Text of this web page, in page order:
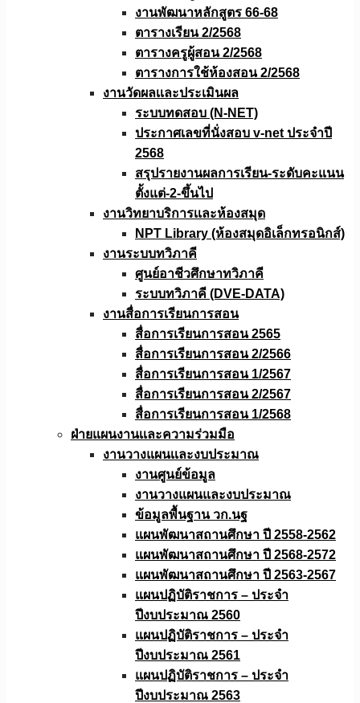
งานพัฒนาหลักสูตร 66-68
ตารางเรียน 2/2568
ตารางครูผู้สอน 2/2568
ตารางการใช้ห้องสอน 2/2568
งานวัดผลเเละประเมินผล
ระบบทดสอบ (N-NET)
ประกาศเลขที่นั่งสอบ v-net ประจำปี
2568
สรุปรายงานผลการเรียน-ระดับคะแนน
ตั้งแต่-2-ขึ้นไป
งานวิทยาบริการเเละห้องสมุด
NPT Library (ห้องสมุดอิเล็กทรอนิกส์)
งานระบบทวิภาคี
ศูนย์อาชีวศึกษาทวิภาคี
ระบบทวิภาคี (DVE-DATA)
งานสื่อการเรียนการสอน
สื่อการเรียนการสอน 2565
สื่อการเรียนการสอน 2/2566
สื่อการเรียนการสอน 1/2567
สื่อการเรียนการสอน 2/2567
สื่อการเรียนการสอน 1/2568
ฝ่ายแผนงานเเละความร่วมมือ
งานวางแผนเเละงบประมาณ
งานศูนย์ข้อมูล
งานวางแผนและงบประมาณ
ข้อมูลพื้นฐาน วก.นฐ
แผนพัฒนาสถานศึกษา ปี 2558-2562
แผนพัฒนาสถานศึกษา ปี 2568-2572
แผนพัฒนาสถานศึกษา ปี 2563-2567
แผนปฏิบัติราชการ – ประจำ
ปีงบประมาณ 2560
แผนปฏิบัติราชการ – ประจำ
ปีงบประมาณ 2561
แผนปฏิบัติราชการ – ประจำ
ปีงบประมาณ 2563